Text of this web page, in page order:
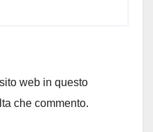
web in questo
che commento.